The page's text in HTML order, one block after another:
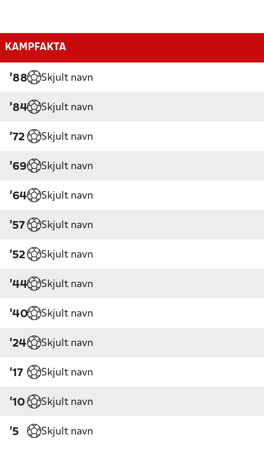
KAMPFAKTA
'88 Skjult navn
'84 Skjult navn
'72 Skjult navn
'69 Skjult navn
'64 Skjult navn
'57 Skjult navn
'52 Skjult navn
'44 Skjult navn
'40 Skjult navn
'24 Skjult navn
'17 Skjult navn
'10 Skjult navn
'5 Skjult navn